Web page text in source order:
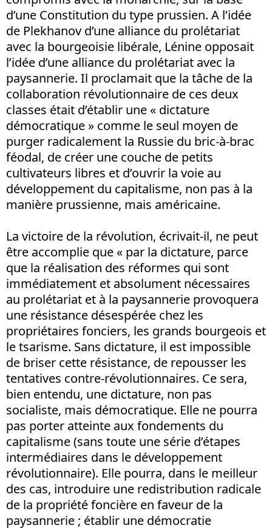
d’une Constitution du type prussien. A l’idée
de Plekhanov d’une alliance du prolétariat
avec la bourgeoisie libérale, Lénine opposait
l’idée d’une alliance du prolétariat avec la
paysannerie. Il proclamait que la tâche de la
collaboration révolutionnaire de ces deux
classes était d’établir une « dictature
démocratique » comme le seul moyen de
purger radicalement la Russie du bric-à-brac
féodal, de créer une couche de petits
cultivateurs libres et d’ouvrir la voie au
développement du capitalisme, non pas à la
manière prussienne, mais américaine.
La victoire de la révolution, écrivait-il, ne peut
être accomplie que « par la dictature, parce
que la réalisation des réformes qui sont
immédiatement et absolument nécessaires
au prolétariat et à la paysannerie provoquera
une résistance désespérée chez les
propriétaires fonciers, les grands bourgeois et
le tsarisme. Sans dictature, il est impossible
de briser cette résistance, de repousser les
tentatives contre-révolutionnaires. Ce sera,
bien entendu, une dictature, non pas
socialiste, mais démocratique. Elle ne pourra
pas porter atteinte aux fondements du
capitalisme (sans toute une série d’étapes
intermédiaires dans le développement
révolutionnaire). Elle pourra, dans le meilleur
des cas, introduire une redistribution radicale
de la propriété foncière en faveur de la
paysannerie ; établir une démocratie